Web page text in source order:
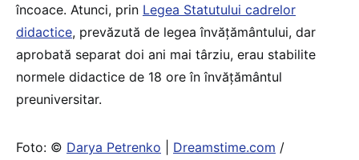
încoace. Atunci, prin Legea Statutului cadrelor
didactice, prevăzută de legea învățământului, dar
aprobată separat doi ani mai târziu, erau stabilite
normele didactice de 18 ore în învățământul
preuniversitar.
Foto: © Darya Petrenko Dreamstime.com /